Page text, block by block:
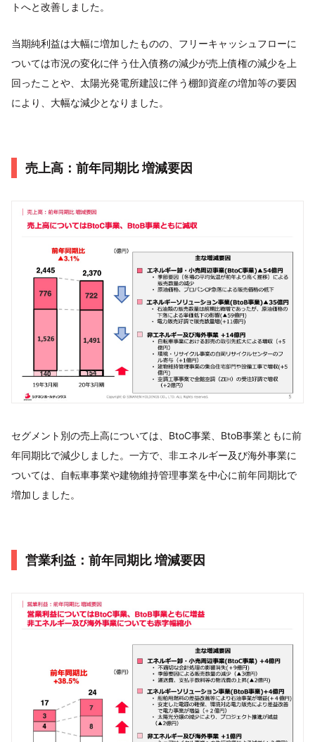
トへと改善しました。
当期純利益は大幅に増加したものの、フリーキャッシュフローに
ついては市況の変化に伴う仕入債務の減少が売上債権の減少を上
回ったことや、太陽光発電所建設に伴う棚卸資産の増加等の要因
により、大幅な減少となりました。
売上高：前年同期比 増減要因
セグメント別の売上高については、BtoC事業、BtoB事業ともに前
年同期比で減少しました。一方で、非エネルギー及び海外事業に
ついては、自転車事業や建物維持管理事業を中心に前年同期比で
増加しました。
営業利益：前年同期比 増減要因